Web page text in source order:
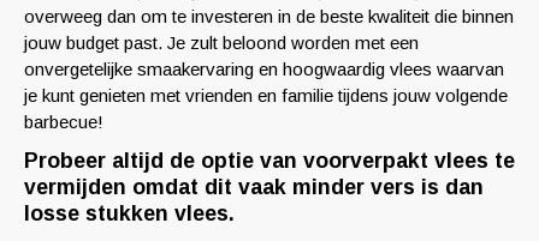
overweeg dan om te investeren in de beste kwaliteit die binnen
jouw budget past. Je zult beloond worden met een
onvergetelijke smaakervaring en hoogwaardig vlees waarvan
je kunt genieten met vrienden en familie tijdens jouw volgende
barbecue!
Probeer altijd de optie van voorverpakt vlees te
vermijden omdat dit vaak minder vers is dan
losse stukken vlees.